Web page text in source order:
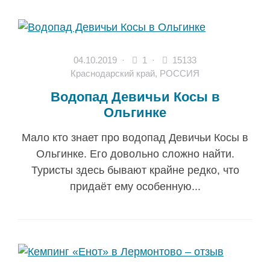
04.10.2019 · 1 ·
15133
Краснодарский край, РОССИЯ
Водопад Девичьи Косы в
Ольгинке
Мало кто знает про водопад Девичьи Косы в
Ольгинке. Его довольно сложно найти.
Туристы здесь бывают крайне редко, что
придаёт ему особенную...